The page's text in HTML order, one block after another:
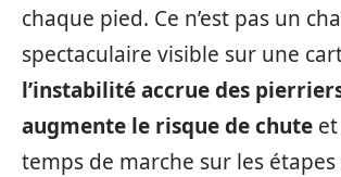
chaque pied. Ce n’est pas un
spectaculaire visible sur une
l’instabilité accrue des
augmente le risque de chute
temps de marche sur les étapes